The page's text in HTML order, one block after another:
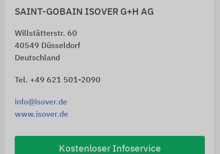
SAINT-GOBAIN ISOVER G+H AG
Willstätterstr. 60
40549 Düsseldorf
Deutschland
Tel. +49 621 501-2090
info@isover.de
www.isover.de
Kostenloser Infoservice